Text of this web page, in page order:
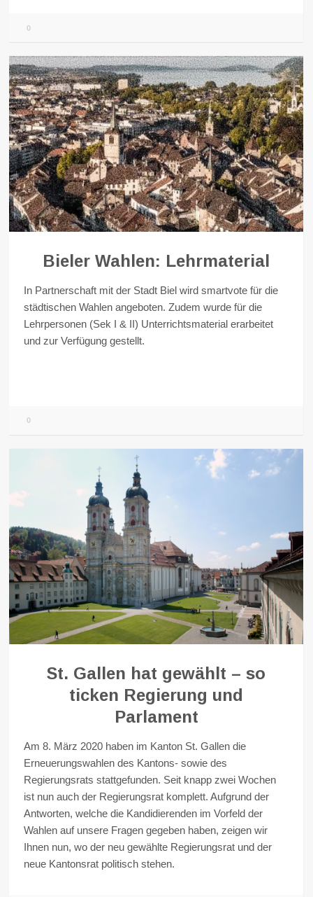
0
Bieler Wahlen: Lehrmaterial
In Partnerschaft mit der Stadt Biel wird smartvote für die
städtischen Wahlen angeboten. Zudem wurde für die
Lehrpersonen (Sek I & II) Unterrichtsmaterial erarbeitet
und zur Verfügung gestellt.
0
St. Gallen hat gewählt – so
ticken Regierung und
Parlament
Am 8. März 2020 haben im Kanton St. Gallen die
Erneuerungswahlen des Kantons- sowie des
Regierungsrats stattgefunden. Seit knapp zwei Wochen
ist nun auch der Regierungsrat komplett. Aufgrund der
Antworten, welche die Kandidierenden im Vorfeld der
Wahlen auf unsere Fragen gegeben haben, zeigen wir
Ihnen nun, wo der neu gewählte Regierungsrat und der
neue Kantonsrat politisch stehen.